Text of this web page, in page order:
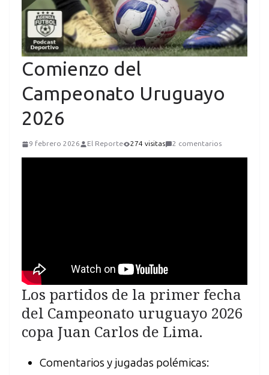
Comienzo del
Campeonato Uruguayo
2026
9 febrero 2026 El Reporte 274 visitas 2 comentarios
Los partidos de la primer fecha
del Campeonato uruguayo 2026
copa Juan Carlos de Lima.
Comentarios y jugadas polémicas: